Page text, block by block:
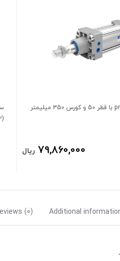
سیلندر دوطرفه pnc با قطر 50 و کورس 350 میلیمتر
79,860,000 ریال
(ISO 15552)
Additional
(0)